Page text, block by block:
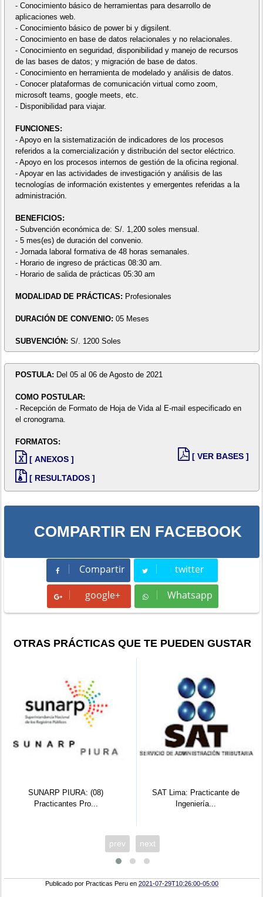
- Conocimiento básico de herramientas para desarrollo de
aplicaciones web.
- Conocimiento básico de power bi y digsilent.
- Conocimiento en base de datos relacionales y no relacionales.
- Conocimiento en seguridad, disponibilidad y manejo de recursos
de las bases de datos; y migración de base de datos.
- Conocimiento en herramienta de modelado y análisis de datos.
- Conocer plataformas de comunicación virtual como zoom,
microsoft teams, google meets, etc.
- Disponibilidad para viajar.
FUNCIONES:
- Apoyo en la sistematización de indicadores de los procesos
referidos a la comercialización y distribución del sector eléctrico.
- Apoyo en los procesos internos de gestión de la oficina regional.
- Apoyar en las actividades de investigación y análisis de las
tecnologías de información existentes y emergentes referidas a la
administración.
BENEFICIOS:
- Subvención económica de: S/. 1,200 soles mensual.
- 5 mes(es) de duración del convenio.
- Jornada laboral formativa de 48 horas semanales.
- Horario de ingreso de prácticas 08:30 am.
- Horario de salida de prácticas 05:30 am
MODALIDAD DE PRÁCTICAS: Profesionales
DURACIÓN DE CONVENIO: 05 Meses
SUBVENCIÓN: S/. 1200 Soles
POSTULA: Del 05 al 06 de Agosto de 2021
COMO POSTULAR:
- Recepción de Formato de Hoja de Vida al E-mail especificado en
el cronograma.
FORMATOS:
[ ANEXOS ]
[ RESULTADOS ]
[ VER BASES ]
COMPARTIR EN FACEBOOK
Compartir
Compartir twitter
Tweet
google+ Whatsapp
Whatsapp
OTRAS PRÁCTICAS QUE TE PUEDEN GUSTAR
SUNARP PIURA: (08)
Practicantes Pro...
SAT Lima: Practicante de
Ingeniería...
prev next
Publicado porPracticas Peru en2021-07-29T10:26:00-05:00